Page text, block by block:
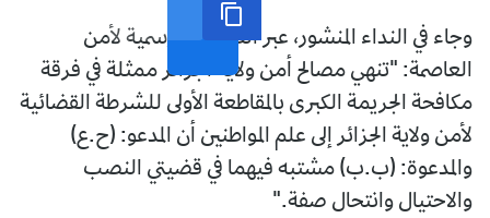
وجاء في النداء المنشور، عبر الصفحة الرسمية لأمن
العاصمة: "تنهي مصالح أمن ولاية الجزائر ممثلة في فرقة
مكافحة الجريمة الكبرى بالمقاطعة الأولى للشرطة القضائية
لأمن ولاية الجزائر إلى علم المواطنين أن المدعو: (ح.ع)
والمدعوة: (ب.ب) مشتبه فيهما في قضيتي النصب
والاحتيال وانتحال صفة."